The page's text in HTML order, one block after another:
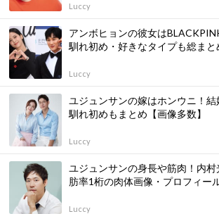
Luccy
アンボヒョンの彼女は
馴れ初め・好きなタイプも総まと
Luccy
ユジュンサンの嫁はホンウニ！結
馴れ初めもまとめ【画像多数】
Luccy
ユジュンサンの身長や筋肉！内
肪率1桁の肉体画像・プロフィー
Luccy